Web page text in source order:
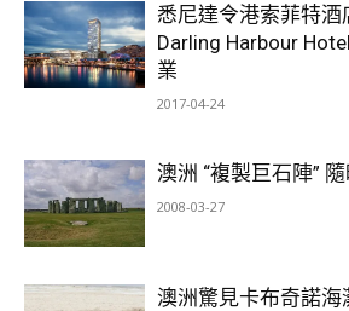
悉尼達令港索菲特酒
Darling Harbour
業
2017-04-24
澳洲 “複製巨石陣”
2008-03-27
澳洲驚見卡布奇諾海